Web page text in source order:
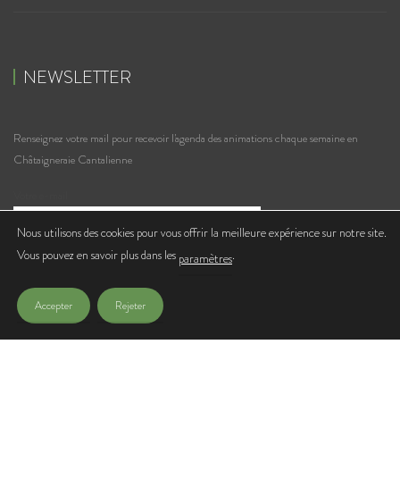
NEWSLETTER
Renseignez votre mail pour recevoir l'agenda des animations chaque semaine en
Châtaigneraie Cantalienne
J'accepte de recevoir les lettres d'infos de l'Office de Tourisme
Nous utilisons des cookies pour vous offrir la meilleure expérience sur notre site.
Vous pouvez en savoir plus dans les paramètres.
Accepter Rejeter